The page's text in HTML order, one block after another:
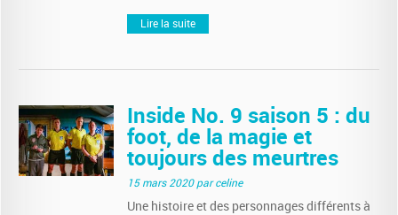
Lire la suite
Inside No. 9 saison 5 : du
foot, de la magie et
toujours des meurtres
15 mars 2020par celine
Une histoire et des personnages différents à